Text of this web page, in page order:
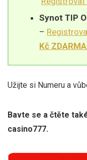
Synot TIP
–
Kč
Užijte si Numeru a
Bavte se a čtěte
casino777.